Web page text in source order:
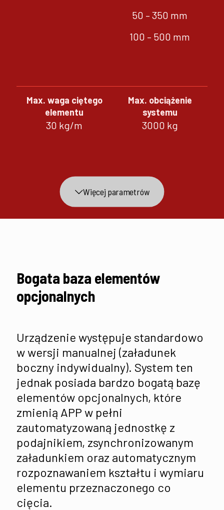
50 – 350 mm
100 – 500 mm
Max. waga ciętego
elementu
Max. obciążenie
systemu
30 kg/m 3000 kg
Więcej parametrów
Bogata baza elementów
opcjonalnych
Urządzenie występuje standardowo
w wersji manualnej (załadunek
boczny indywidualny). System ten
jednak posiada bardzo bogatą bazę
elementów opcjonalnych, które
zmienią APP w pełni
zautomatyzowaną jednostkę z
podajnikiem, zsynchronizowanym
załadunkiem oraz automatycznym
rozpoznawaniem kształtu i wymiaru
elementu przeznaczonego co
cięcia.